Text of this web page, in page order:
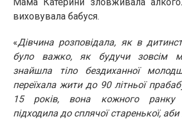
Мама Катерини зловживала
виховувала бабуся.
«Дівчина розповідала, як в
було важко, як будучи зовсім
знайшла тіло бездиханної
переїхала жити до 90 літньої
15 років, вона кожного ранку
підходила до сплячої старенької,